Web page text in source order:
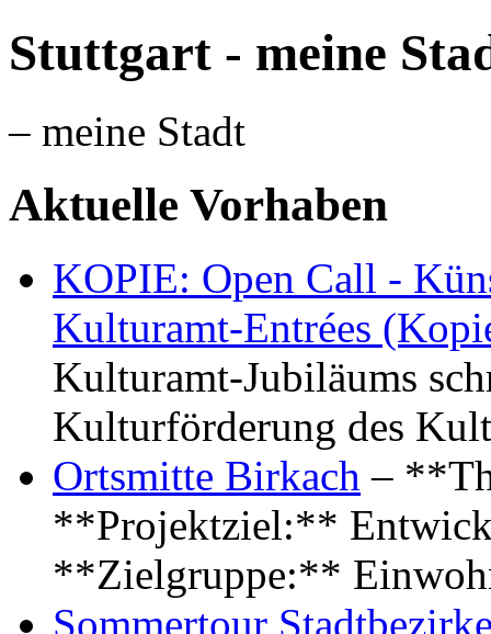
Stuttgart - meine
– meine Stadt
Aktuelle Vorhaben
KOPIE: Open Call -
Kulturamt-Entrées
Kulturamt-Jubiläums
Kulturförderung des
Ortsmitte Birkach –
**Projektziel:**
**Zielgruppe:**
Sommertour